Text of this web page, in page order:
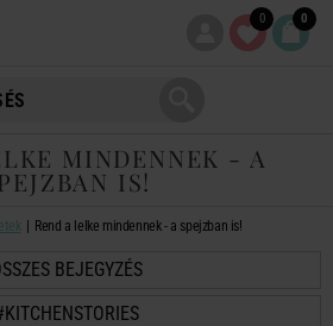
0 0
MINDENNEK - A
IS!
Rend a lelke mindennek - a spejzban is!
BEJEGYZÉS